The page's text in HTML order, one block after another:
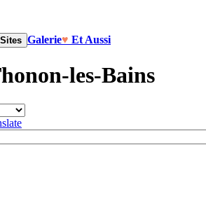
Galerie♥ Et Aussi
les-Bains